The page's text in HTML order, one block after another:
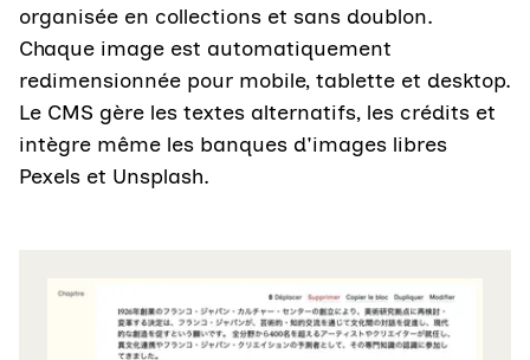
organisée en collections et sans doublon.
Chaque image est automatiquement
redimensionnée pour mobile, tablette et desktop.
Le CMS gère les textes alternatifs, les crédits et
intègre même les banques d'images libres
Pexels et Unsplash.
Agrandir